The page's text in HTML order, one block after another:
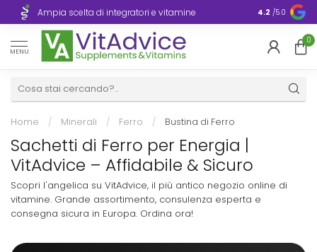
Ampia scelta di integratori e vitamine Consegna
Europa
4.2 /5.0
MENU
0
Home / Minerali / Ferro / Bustina di Ferro
Sachetti di Ferro per Energia |
VitAdvice – Affidabile & Sicuro
Scopri l'angelica su VitAdvice, il più antico negozio online di
vitamine. Grande assortimento, consulenza esperta e
consegna sicura in Europa. Ordina ora!